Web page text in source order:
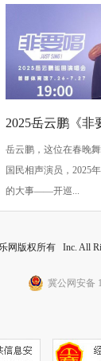
2025岳云鹏《非
唱会北京站：用
的真心话
岳云鹏，这位在春晚
国民相声演员，2025
的大事——开巡...
网版权所有 Inc. All
冀公网安备